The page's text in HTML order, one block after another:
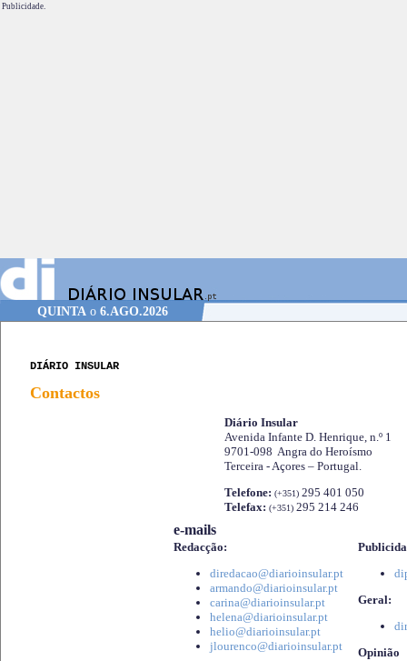
Publicidade.
QUINTAo 6.AGO.2026
DIÁRIO INSULAR
Contactos
Diário Insular
Avenida Infante D. Henrique, n.º 1
9701-098 Angra do Heroísmo
Terceira - Açores – Portugal.
Telefone: (+351) 295 401 050
Telefax: (+351) 295 214 246
e-mails
Redacção:
diredacao@diarioinsular.pt
armando@diarioinsular.pt
carina@diarioinsular.pt
helena@diarioinsular.pt
helio@diarioinsular.pt
jlourenco@diarioinsular.pt
Geral:
Opinião